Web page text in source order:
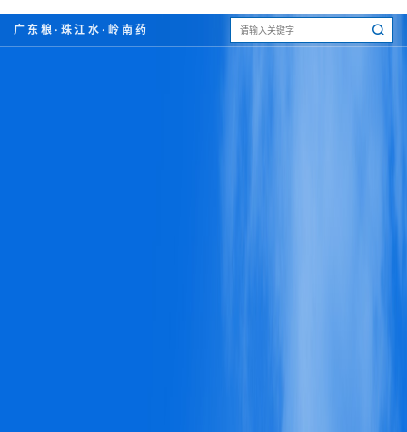
广东粮·珠江水·岭南药